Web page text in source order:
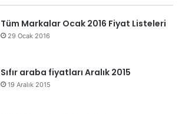
Tüm Markalar Ocak 2016 Fiyat Listeleri
29 Ocak 2016
Sıfır araba fiyatları Aralık 2015
19 Aralık 2015